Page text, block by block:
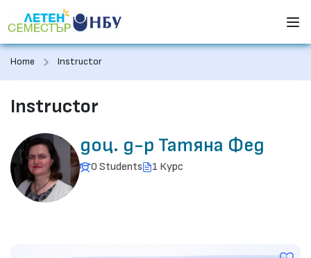
Home Instructor
Instructor
доц. д-р Татяна Фед
0 Students 1 Курс